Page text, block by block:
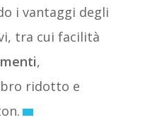
i vantaggi degli
tra cui facilità
,
ridotto e